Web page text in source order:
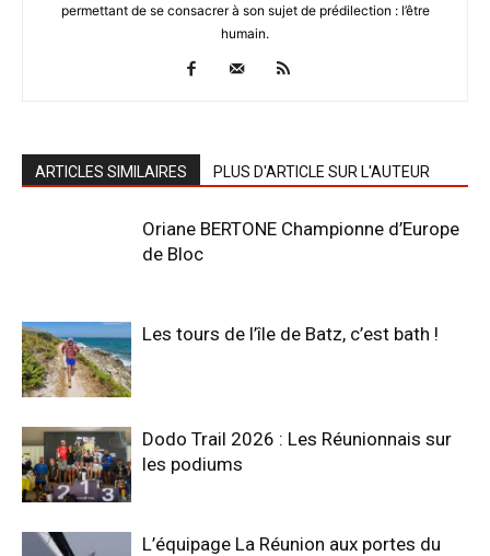
permettant de se consacrer à son sujet de prédilection : l’être
humain.
ARTICLES SIMILAIRES PLUS D'ARTICLE SUR L'AUTEUR
Oriane BERTONE Championne d’Europe
de Bloc
Les tours de l’île de Batz, c’est bath !
Dodo Trail 2026 : Les Réunionnais sur
les podiums
L’équipage La Réunion aux portes du